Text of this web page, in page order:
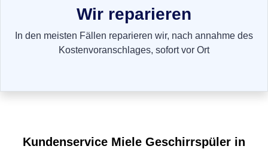
Wir reparieren
In den meisten Fällen reparieren wir, nach annahme des
Kostenvoranschlages, sofort vor Ort
Kundenservice Miele Geschirrspüler in